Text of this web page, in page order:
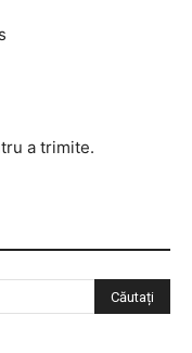
a trimite.